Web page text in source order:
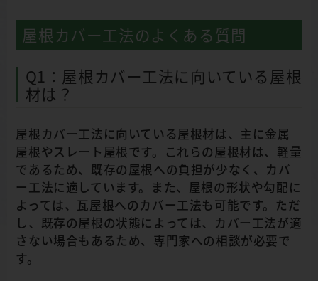
屋根カバー工法のよくある質問
Q1：屋根カバー工法に向いている屋根
材は？
屋根カバー工法に向いている屋根材は、主に金属
屋根やスレート屋根です。これらの屋根材は、軽量
であるため、既存の屋根への負担が少なく、カバ
ー工法に適しています。また、屋根の形状や勾配に
よっては、瓦屋根へのカバー工法も可能です。ただ
し、既存の屋根の状態によっては、カバー工法が適
さない場合もあるため、専門家への相談が必要で
す。